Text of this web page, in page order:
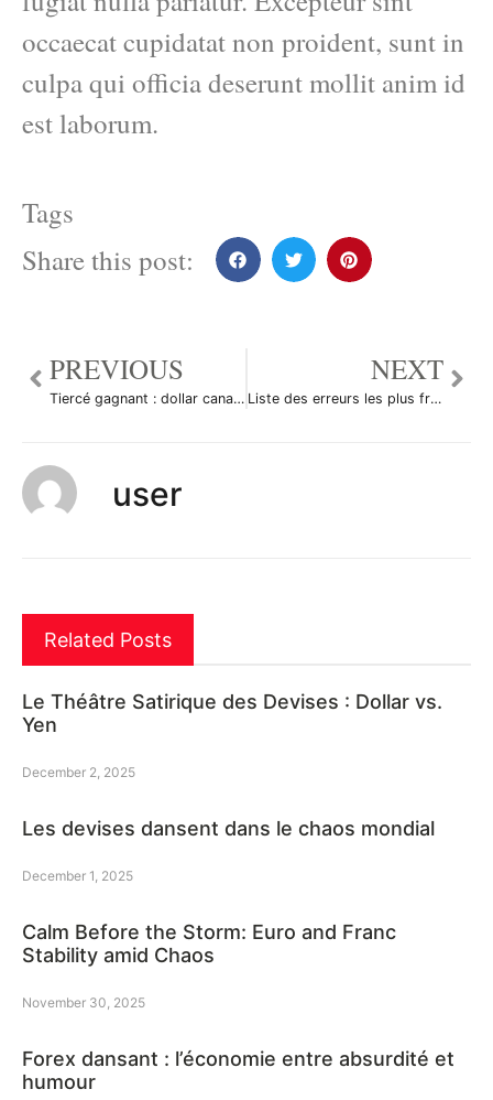
occaecat cupidatat non proident, sunt in
culpa qui officia deserunt mollit anim id
est laborum.
Tags
Share this post:
PREVIOUS
Tiercé gagnant : dollar canadien, euro et real
NEXT
Liste des erreurs les plus fréquentes des traders
user
Related Posts
Le Théâtre Satirique des Devises : Dollar vs.
Yen
December 2, 2025
Les devises dansent dans le chaos mondial
December 1, 2025
Calm Before the Storm: Euro and Franc
Stability amid Chaos
November 30, 2025
Forex dansant : l’économie entre absurdité et
humour